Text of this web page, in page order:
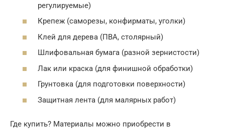
регулируемые)
Крепеж (саморезы, конфирматы, уголки)
Клей для дерева (ПВА, столярный)
Шлифовальная бумага (разной зернистости)
Лак или краска (для финишной обработки)
Грунтовка (для подготовки поверхности)
Защитная лента (для малярных работ)
Где купить? Материалы можно приобрести в